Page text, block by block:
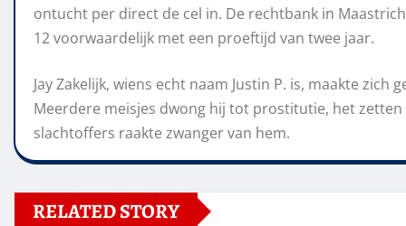
ontucht per direct de cel in. De rechtbank in
12 voorwaardelijk met een proeftijd van twee jaar.
Jay Zakelijk, wiens echt naam Justin P. is, maakte
Meerdere meisjes dwong hij tot prostitutie, het
slachtoffers raakte zwanger van hem.
RELATED STORY